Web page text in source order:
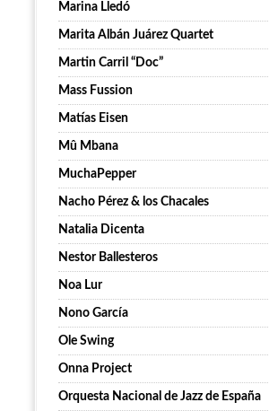
Marina Lledó
Marita Albán Juárez Quartet
Martin Carril “Doc”
Mass Fussion
Matías Eisen
Mû Mbana
MuchaPepper
Nacho Pérez & los Chacales
Natalia Dicenta
Nestor Ballesteros
Noa Lur
Nono García
Ole Swing
Onna Project
Orquesta Nacional de Jazz de España